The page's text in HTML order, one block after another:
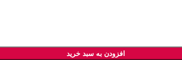
افزودن به سبد خرید